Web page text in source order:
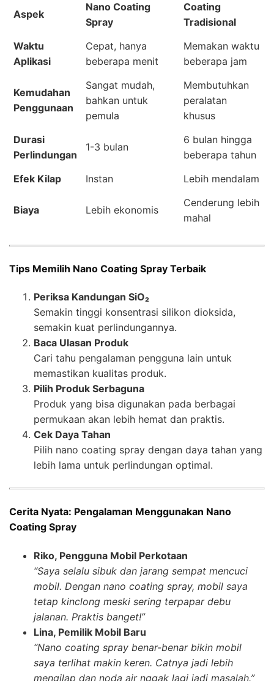
Aspek
Nano Coating
Spray
Coating
Tradisional
Waktu
Aplikasi
Cepat, hanya
beberapa menit
Memakan waktu
beberapa jam
Kemudahan
Penggunaan
Sangat mudah,
bahkan untuk
pemula
Membutuhkan
peralatan
khusus
Durasi
Perlindungan
1-3 bulan
6 bulan hingga
beberapa tahun
Efek Kilap
Instan Lebih mendalam
Biaya Lebih ekonomis
Cenderung lebih
mahal
Tips Memilih Nano Coating Spray Terbaik
Periksa Kandungan SiO₂
Semakin tinggi konsentrasi silikon dioksida,
semakin kuat perlindungannya.
Baca Ulasan Produk
Cari tahu pengalaman pengguna lain untuk
memastikan kualitas produk.
Pilih Produk Serbaguna
Produk yang bisa digunakan pada berbagai
permukaan akan lebih hemat dan praktis.
Cek Daya Tahan
Pilih nano coating spray dengan daya tahan yang
lebih lama untuk perlindungan optimal.
Cerita Nyata: Pengalaman Menggunakan Nano
Coating Spray
Riko, Pengguna Mobil Perkotaan
“Saya selalu sibuk dan jarang sempat mencuci
mobil. Dengan nano coating spray, mobil saya
tetap kinclong meski sering terpapar debu
jalanan. Praktis banget!”
Lina, Pemilik Mobil Baru
“Nano coating spray benar-benar bikin mobil
saya terlihat makin keren. Catnya jadi lebih
mengilap dan noda air nggak lagi jadi masalah.”